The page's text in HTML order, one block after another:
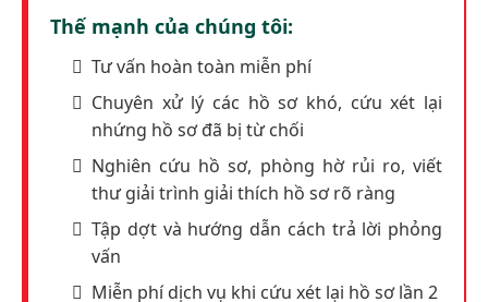
Thế mạnh của chúng tôi:
Tư vấn hoàn toàn miễn phí
Chuyên xử lý các hồ sơ khó, cứu xét lại
nhứng hồ sơ đã bị từ chối
Nghiên cứu hồ sơ, phòng hờ rủi ro, viết
thư giải trình giải thích hồ sơ rõ ràng
Tập dợt và hướng dẫn cách trả lời phỏng
vấn
Miễn phí dịch vụ khi cứu xét lại hồ sơ lần 2